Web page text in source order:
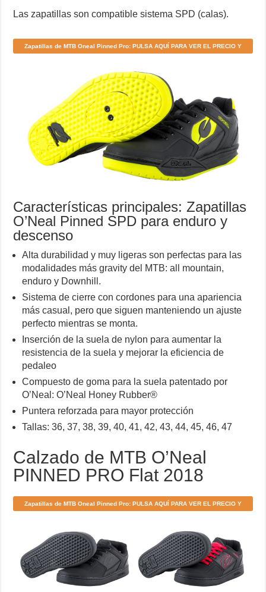
Las zapatillas son compatible sistema SPD (calas).
Zapatillas de MTB Oneal Pinned Pro: PULSA AQUÍ PARA VER EL PRECIO Y
Características principales: Zapatillas
O’Neal Pinned SPD para enduro y
descenso
Alta durabilidad y muy ligeras son perfectas para las
modalidades más gravity del MTB: all mountain,
enduro y Downhill.
Sistema de cierre con cordones para una apariencia
más casual, pero que siguen manteniendo un ajuste
perfecto mientras se monta.
Inserción de la suela de nylon para aumentar la
resistencia de la suela y mejorar la eficiencia de
pedaleo
Compuesto de goma para la suela patentado por
O’Neal: O’Neal Honey Rubber®
Puntera reforzada para mayor protección
Tallas: 36, 37, 38, 39, 40, 41, 42, 43, 44, 45, 46, 47
Calzado de MTB O’Neal
PINNED PRO Flat 2018
Zapatillas de MTB Oneal Pinned Pro: PULSA AQUÍ PARA VER EL PRECIO Y